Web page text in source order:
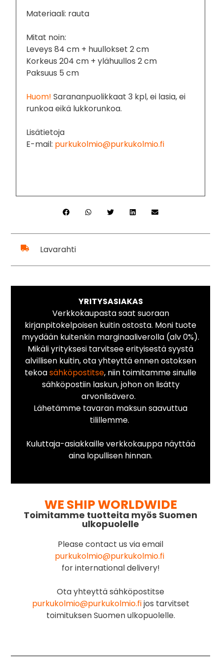
Materiaali: rauta
Mitat noin:
Leveys 84 cm + huullokset 2 cm
Korkeus 204 cm + ylähuullos 2 cm
Paksuus 5 cm
Huom! Sarananpuolikkaat 3 kpl, ei lasia, ei
runkoa eikä lukkorunkoa.
Lisätietoja
E-mail: purkukolmio@purkukolmio.fi
Lavarahti
YRITYSASIAKAS
Verkkokaupasta saat suoraan
kirjanpitokelpoisen kuitin ostosta. Moni tuote
myydään kuitenkin marginaaliverolla (alv 0%).
Mikäli yrityksesi tarvitsee erityisestä syystä
alvillisen kuitin, ota yhteyttä ennen ostoksen
tekoasähköpostitse, niin toimitamme sinulle
sähköpostiin laskun, johon on lisätty
arvonlisävero.
Lähetämme tavaran maksun saavuttua
tilillemme.
Kuluttaja-asiakkaille verkkokauppa näyttää
aina lopullisen hinnan.
WE SHIP WORLDWIDE
Toimitamme tuotteita myös Suomen
ulkopuolelle
Please contact us via email
purkukolmio@purkukolmio.fi
for international delivery!
Ota yhteyttä sähköpostitse
purkukolmio@purkukolmio.fijos tarvitset
toimituksen Suomen ulkopuolelle.